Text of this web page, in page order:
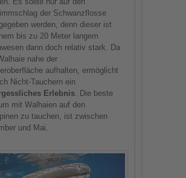
der Schwanzflosse
werden, denn dieser ist
bis zu 20 Meter langem
dann doch relativ stark. Da
nahe der
aufhalten, ermöglicht
Nicht-Tauchern ein
Erlebnis. Die beste
mit Walhaien auf den
zu tauchen, ist zwischen
und Mai.